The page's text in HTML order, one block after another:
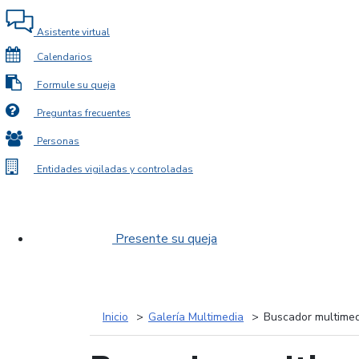
Asistente virtual
Calendarios
Formule su queja
Preguntas frecuentes
Personas
Entidades vigiladas y controladas
Presente su queja
Inicio Galería Multimedia Buscador